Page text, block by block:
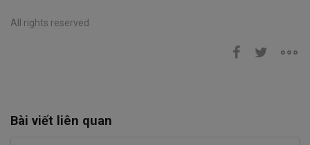
All rights reserved
Bài viết liên quan